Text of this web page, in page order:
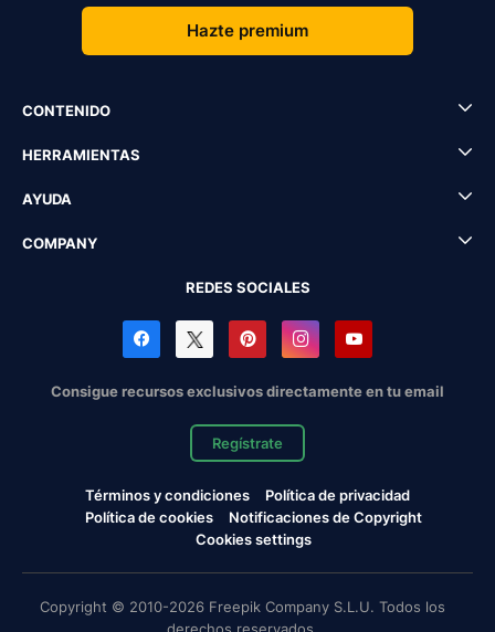
Hazte premium
CONTENIDO
HERRAMIENTAS
AYUDA
COMPANY
REDES SOCIALES
Consigue recursos exclusivos directamente en tu email
Regístrate
Términos y condiciones
Política de privacidad
Política de cookies
Notificaciones de Copyright
Cookies settings
Copyright © 2010-2026 Freepik Company S.L.U. Todos los